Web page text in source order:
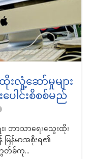
းလှုံ့ဆော်မှုများ
ေါင်းစိစစ်မည်
၊ ဘာသာရေးသွေးထိုး
ြန်မာအစိုးရ၏
တ်ခ်ကု...